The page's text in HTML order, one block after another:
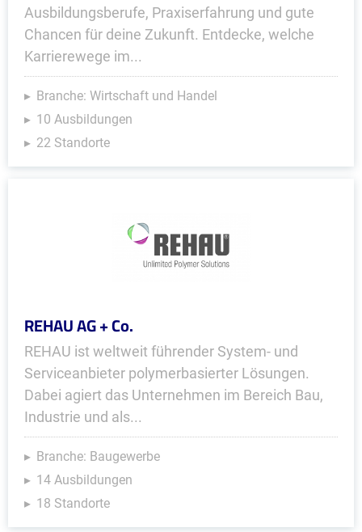
Ausbildungsberufe, Praxiserfahrung und gute
Chancen für deine Zukunft. Entdecke, welche
Karrierewege im...
Branche: Wirtschaft und Handel
10 Ausbildungen
22 Standorte
REHAU AG + Co.
REHAU ist weltweit führender System- und
Serviceanbieter polymerbasierter Lösungen.
Dabei agiert das Unternehmen im Bereich Bau,
Industrie und als...
Branche: Baugewerbe
14 Ausbildungen
18 Standorte